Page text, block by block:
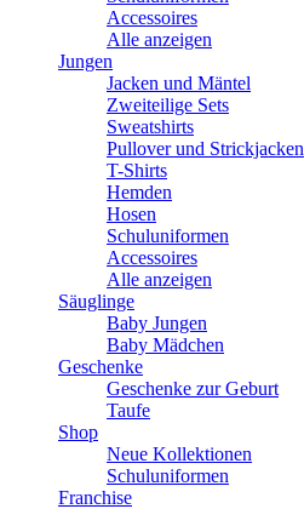
Accessoires
Alle anzeigen
Jungen
Jacken und Mäntel
Zweiteilige Sets
Sweatshirts
Pullover und Strickjacken
T-Shirts
Hemden
Hosen
Schuluniformen
Accessoires
Alle anzeigen
Säuglinge
Baby Jungen
Baby Mädchen
Geschenke
Geschenke zur Geburt
Taufe
Shop
Neue Kollektionen
Schuluniformen
Franchise